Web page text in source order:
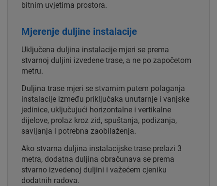
bitnim uvjetima prostora.
Mjerenje duljine instalacije
Uključena duljina instalacije mjeri se prema
stvarnoj duljini izvedene trase, a ne po započetom
metru.
Duljina trase mjeri se stvarnim putem polaganja
instalacije između priključaka unutarnje i vanjske
jedinice, uključujući horizontalne i vertikalne
dijelove, prolaz kroz zid, spuštanja, podizanja,
savijanja i potrebna zaobilaženja.
Ako stvarna duljina instalacijske trase prelazi 3
metra, dodatna duljina obračunava se prema
stvarno izvedenoj duljini i važećem cjeniku
dodatnih radova.